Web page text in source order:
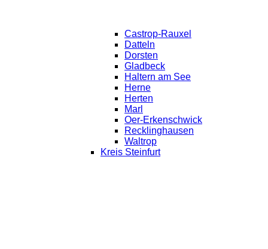
Castrop-Rauxel
Datteln
Dorsten
Gladbeck
Haltern am See
Herne
Herten
Marl
Oer-Erkenschwick
Recklinghausen
Waltrop
Kreis Steinfurt